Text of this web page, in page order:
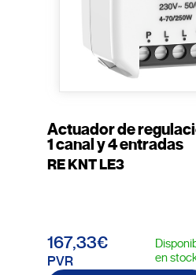
Actuador de
1 canal y 4 entradas
RE KNT LE3
167,33€
PVR
en